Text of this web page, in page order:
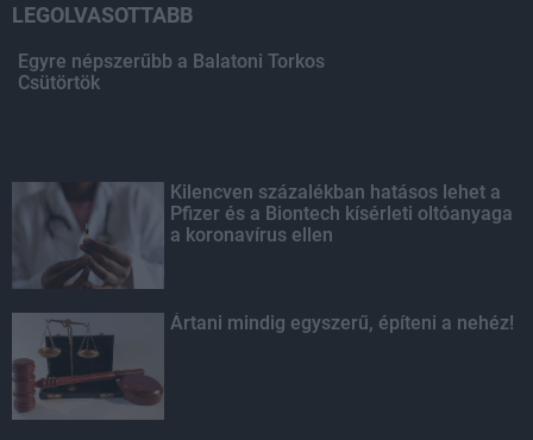
LEGOLVASOTTABB
Egyre népszerűbb a Balatoni Torkos
Csütörtök
Kilencven százalékban hatásos lehet a
Pfizer és a Biontech kísérleti oltóanyaga
a koronavírus ellen
Ártani mindig egyszerű, építeni a nehéz!